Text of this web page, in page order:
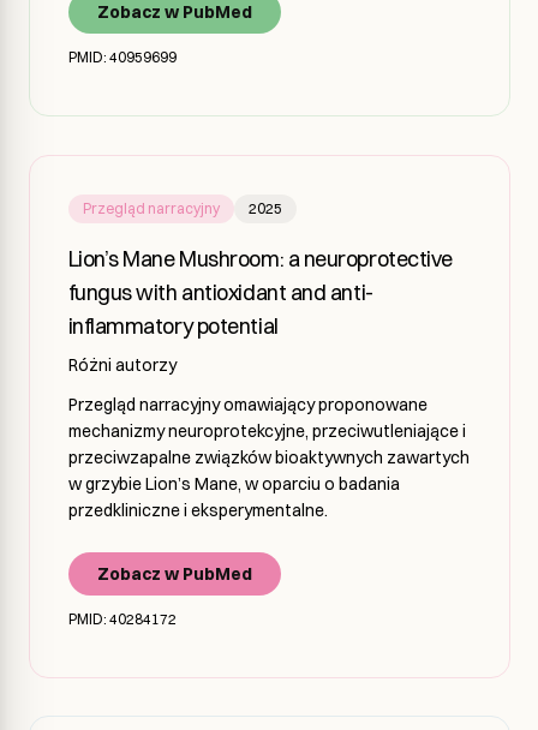
Zobacz w PubMed
PMID: 40959699
Przegląd narracyjny 2025
Lion’s Mane Mushroom: a neuroprotective
fungus with antioxidant and anti-
inflammatory potential
Różni autorzy
Przegląd narracyjny omawiający proponowane
mechanizmy neuroprotekcyjne, przeciwutleniające i
przeciwzapalne związków bioaktywnych zawartych
w grzybie Lion’s Mane, w oparciu o badania
przedkliniczne i eksperymentalne.
Zobacz w PubMed
PMID: 40284172